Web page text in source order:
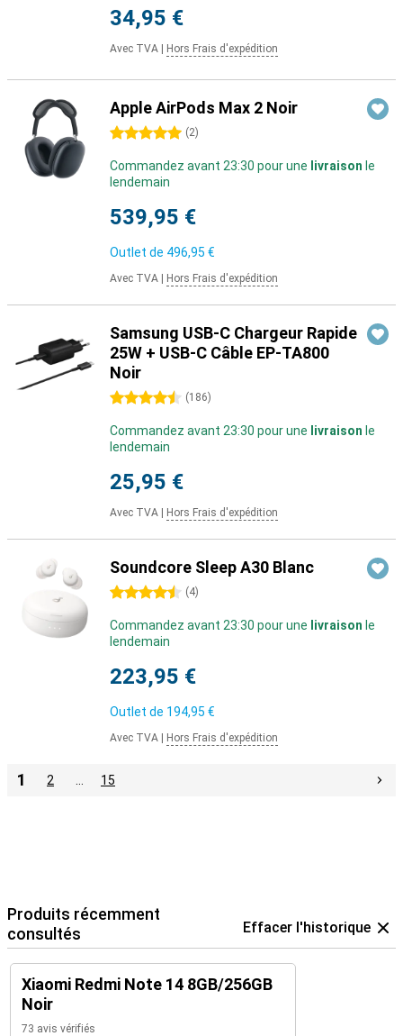
34,95 €
Avec TVA Hors Frais d'expédition
Apple AirPods Max 2 Noir
5 étoiles (2)
Commandez avant 23:30 pour une livraison le
lendemain
539,95 €
Outlet de 496,95 €
Avec TVA Hors Frais d'expédition
Samsung USB-C Chargeur Rapide
25W + USB-C Câble EP-TA800
Noir
4.5 étoiles (186)
Commandez avant 23:30 pour une livraison le
lendemain
25,95 €
Avec TVA Hors Frais d'expédition
Soundcore Sleep A30 Blanc
4.5 étoiles (4)
Commandez avant 23:30 pour une livraison le
lendemain
223,95 €
Outlet de 194,95 €
Avec TVA Hors Frais d'expédition
1 2 15
Produits récemment
consultés
Effacer l'historique
Xiaomi Redmi Note 14 8GB/256GB
Noir
73 avis vérifiés